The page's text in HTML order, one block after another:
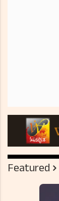
Featured